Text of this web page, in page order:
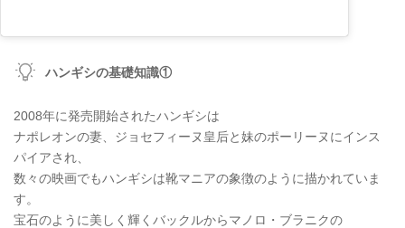
ハンギシの基礎知識①
2008年に発売開始されたハンギシは
ナポレオンの妻、ジョセフィーヌ皇后と妹のポーリーヌにインス
パイアされ、
数々の映画でもハンギシは靴マニアの象徴のように描かれていま
す。
宝石のように美しく輝くバックルからマノロ・ブラニクの